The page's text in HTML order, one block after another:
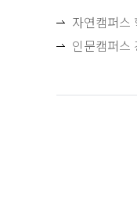
자연캠퍼스
인문캠퍼스